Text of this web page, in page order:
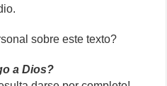
sobre este texto?
a Dios?